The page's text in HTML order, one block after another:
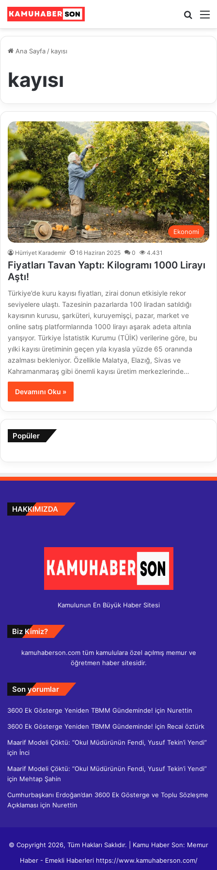
Ara
Ana Sayfa / kayısı
kayısı
Ekonomi
Hürriyet Karademir 16 Haziran 2025 0 4.431
Fiyatları Tavan Yaptı: Kilogramı 1000 Lirayı
Aştı!
Türkiye’de kuru kayısı fiyatları, zirai donun etkisiyle rekor
seviyelere ulaştı. Tazesinin pazarlarda 100 liradan satıldığı
kayısının kurusu, şarküteri, kuruyemişçi, pazar, market ve
online satış platformlarında 1000 lirayı aşarak adeta altınla
yarışıyor. Türkiye İstatistik Kurumu (TÜİK) verilerine göre, bu
yılki kayısı üretiminin geçen yıla kıyasla yüzde 65 oranında
azalması bekleniyor. Özellikle Malatya, Elazığ, Sivas ve
Kahramanmaraş gibi önemli kayısı üretim merkezlerinde…
Devamını Oku »
Popüler
HAKKIMIZDA
Kamulunun En Büyük Haber Sitesi
Biz Kimiz?
kamuhaberson.com tüm kamululara özel açılmış memur ve
öğretmen haber sitesidir.
Son yorumlar
3600 Ek Gösterge Yeniden TBMM Gündeminde! için Nurettin
3600 Ek Gösterge Yeniden TBMM Gündeminde! için Recai öztürk
Maarif Modeli Çöktü: “Okul Müdürünün Fendi, Yusuf Tekin’i Yendi”
için İnci
Maarif Modeli Çöktü: “Okul Müdürünün Fendi, Yusuf Tekin’i Yendi”
için Mehtap Şahin
Cumhurbaşkanı Erdoğan’dan 3600 Ek Gösterge ve Toplu Sözleşme
Açıklaması için Nurettin
© Copyright 2026, Tüm Hakları Saklıdır. | Kamu Haber Son: Memur
Haber - Emekli Haberleri https://www.kamuhaberson.com/